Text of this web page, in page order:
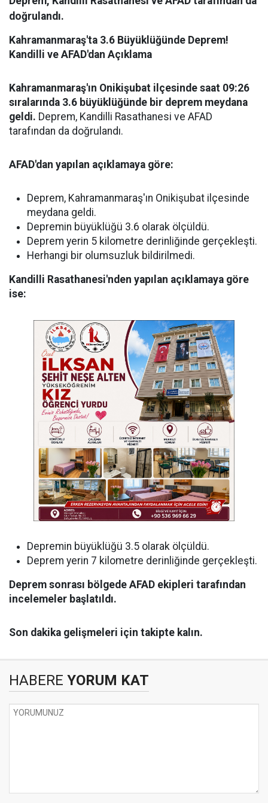
doğrulandı.
Kahramanmaraş'ta 3.6 Büyüklüğünde Deprem!
Kandilli ve AFAD'dan Açıklama
Kahramanmaraş'ın Onikişubat ilçesinde saat 09:26
sıralarında 3.6 büyüklüğünde bir deprem meydana
geldi. Deprem, Kandilli Rasathanesi ve AFAD
tarafından da doğrulandı.
AFAD'dan yapılan açıklamaya göre:
Deprem, Kahramanmaraş'ın Onikişubat ilçesinde
meydana geldi.
Depremin büyüklüğü 3.6 olarak ölçüldü.
Deprem yerin 5 kilometre derinliğinde gerçekleşti.
Herhangi bir olumsuzluk bildirilmedi.
Kandilli Rasathanesi'nden yapılan açıklamaya göre
ise:
Depremin büyüklüğü 3.5 olarak ölçüldü.
Deprem yerin 7 kilometre derinliğinde gerçekleşti.
Deprem sonrası bölgede AFAD ekipleri tarafından
incelemeler başlatıldı.
Son dakika gelişmeleri için takipte kalın.
HABERE YORUM KAT